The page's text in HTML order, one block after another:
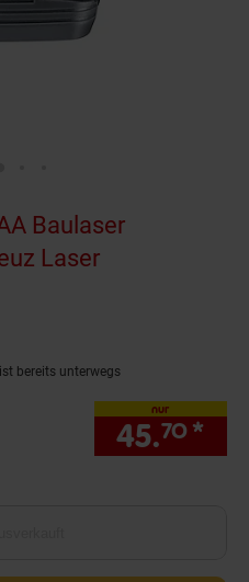
Baulaser
Laser
bereits unterwegs
nur
45.70 *